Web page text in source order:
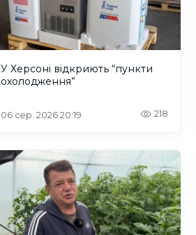
У Херсоні відкриють “пункти
охолодження”
06 сер. 2026 20:19 218